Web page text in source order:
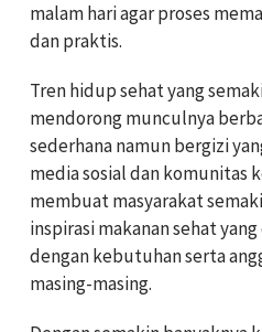
malam hari agar proses
dan praktis.
Tren hidup sehat yang
mendorong munculnya
sederhana namun bergizi
media sosial dan komunitas
membuat masyarakat
inspirasi makanan sehat
dengan kebutuhan serta
masing-masing.